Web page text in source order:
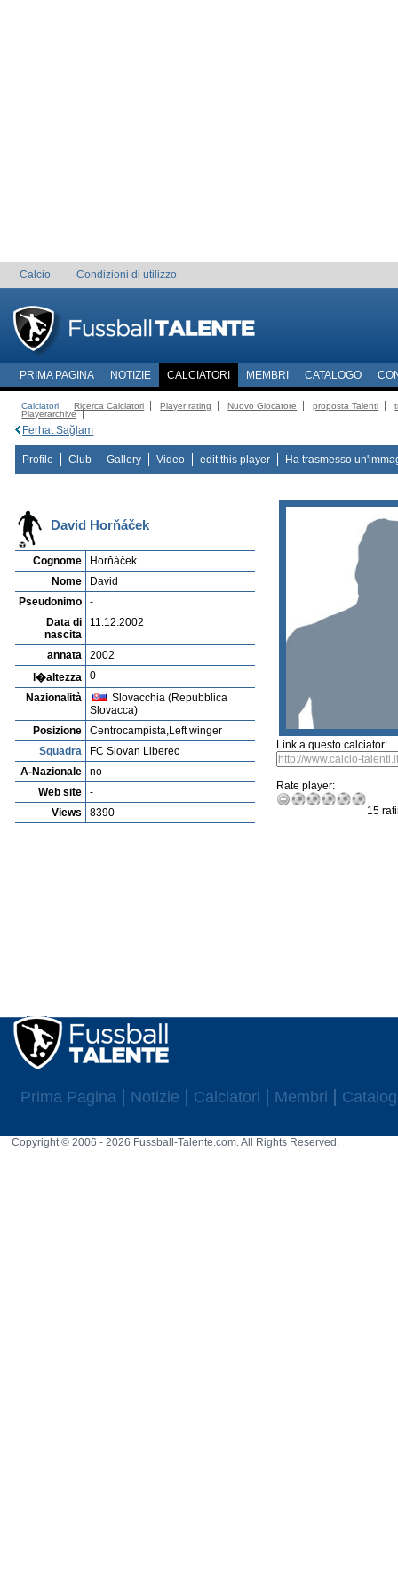
Calcio Condizioni di utilizzo
PRIMA PAGINA NOTIZIE CALCIATORI MEMBRI CATALOGO
Calciatori Ricerca Calciatori Player rating Nuovo Giocatore proposta Talenti
Playerarchive
Ferhat Sağlam
Profile Club Gallery Video edit this player Ha trasmesso
David Horňáček
Cognome
Horňáček
Nome
David
Pseudonimo
-
Data di
nascita
11.12.2002
annata
2002
l�altezza
0
Nazionalità
Slovacchia (Repubblica
Slovacca)
Posizione
Centrocampista,Left winger
Squadra
FC Slovan Liberec
A-Nazionale
no
Web site
-
Views
8390
Link a questo calciator:
Rate player:
15
Prima Pagina Notizie Calciatori Membri
Copyright © 2006 - 2026 Fussball-Talente.com. All Rights Reserved.